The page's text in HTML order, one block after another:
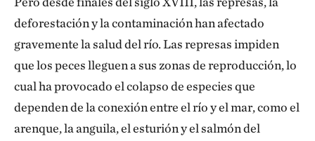
deforestación y la contaminación han afectado
gravemente la salud del río. Las represas impiden
que los peces lleguen a sus zonas de reproducción, lo
cual ha provocado el colapso de especies que
dependen de la conexión entre el río y el mar, como el
arenque, la anguila, el esturión y el salmón del